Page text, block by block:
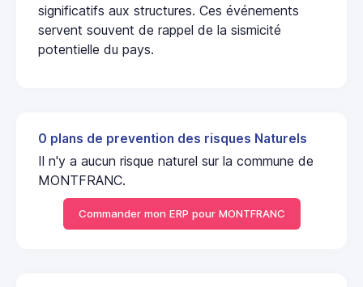
significatifs aux structures. Ces événements
servent souvent de rappel de la sismicité
potentielle du pays.
0 plans de prevention des risques Naturels
Il n'y a aucun risque naturel sur la commune de
MONTFRANC.
Commander mon ERP pour MONTFRANC